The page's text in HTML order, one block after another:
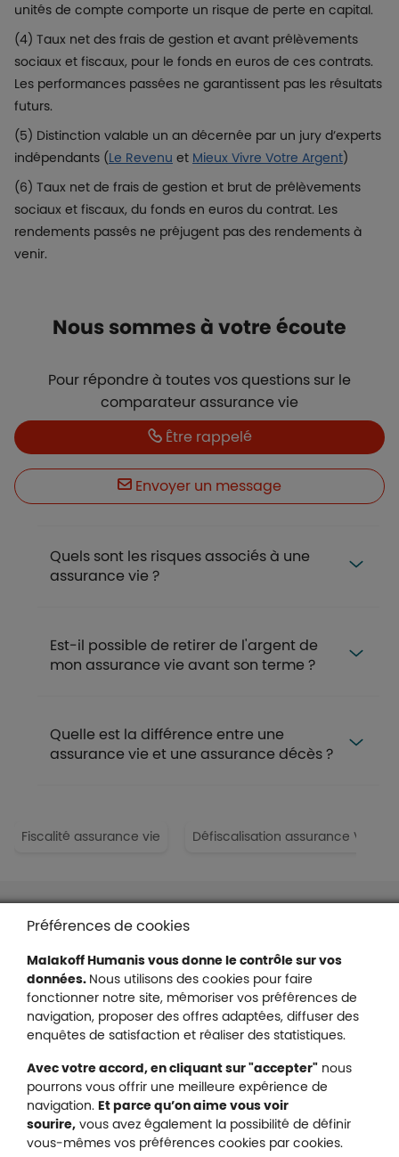
unités de compte comporte un risque de perte en capital.
(4) Taux net des frais de gestion et avant prélèvements
sociaux et fiscaux, pour le fonds en euros de ces contrats.
Les performances passées ne garantissent pas les résultats
futurs.
(5) Distinction valable un an décernée par un jury d’experts
indépendants (Le Revenu et Mieux Vivre Votre Argent)
(6) Taux net de frais de gestion et brut de prélèvements
sociaux et fiscaux, du fonds en euros du contrat. Les
rendements passés ne préjugent pas des rendements à
venir.
TitreNous sommes à votre écoute
Description
Pour répondre à toutes vos questions sur le
comparateur assurance vie
Boutons
Boutons et liens Être rappelé
Envoyer un message
Quels sont les risques associés à une
assurance vie ?
Est-il possible de retirer de l'argent de
mon assurance vie avant son terme ?
Quelle est la différence entre une
assurance vie et une assurance décès ?
Fiscalité assurance vie Défiscalisation assurance Vie
Liens en bas de page
Accessibilité : partiellement conforme
Protection des données
Nous contacter
Plan du site
Gestion des cookies
Malakoff Humanis sur Facebook
Malakoff Humanis sur YouTube
Malakoff Humanis sur X
Malakoff Humanis
Préférences de cookies
Malakoff Humanis vous donne le contrôle sur vos
données. Nous utilisons des cookies pour faire
fonctionner notre site, mémoriser vos préférences de
navigation, proposer des offres adaptées, diffuser des
enquêtes de satisfaction et réaliser des statistiques.
Avec votre accord, en cliquant sur "accepter" nous
pourrons vous offrir une meilleure expérience de
navigation. Et parce qu’on aime vous voir
sourire, vous avez également la possibilité de définir
vous-mêmes vos préférences cookies par cookies.